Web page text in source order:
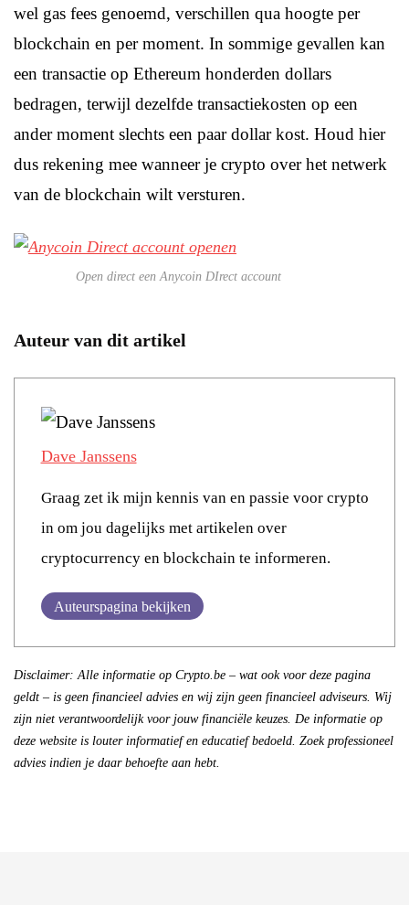
wel gas fees genoemd, verschillen qua hoogte per
blockchain en per moment. In sommige gevallen kan
een transactie op Ethereum honderden dollars
bedragen, terwijl dezelfde transactiekosten op een
ander moment slechts een paar dollar kost. Houd hier
dus rekening mee wanneer je crypto over het netwerk
van de blockchain wilt versturen.
Open direct een Anycoin DIrect account
Auteur van dit artikel
Dave Janssens
Graag zet ik mijn kennis van en passie voor crypto
in om jou dagelijks met artikelen over
cryptocurrency en blockchain te informeren.
Auteurspagina bekijken
Disclaimer: Alle informatie op Crypto.be – wat ook voor deze pagina
geldt – is geen financieel advies en wij zijn geen financieel adviseurs. Wij
zijn niet verantwoordelijk voor jouw financiële keuzes. De informatie op
deze website is louter informatief en educatief bedoeld. Zoek professioneel
advies indien je daar behoefte aan hebt.